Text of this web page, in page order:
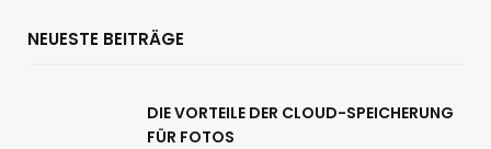
NEUESTE BEITRÄGE
DIE VORTEILE DER CLOUD-SPEICHERUNG
FÜR FOTOS